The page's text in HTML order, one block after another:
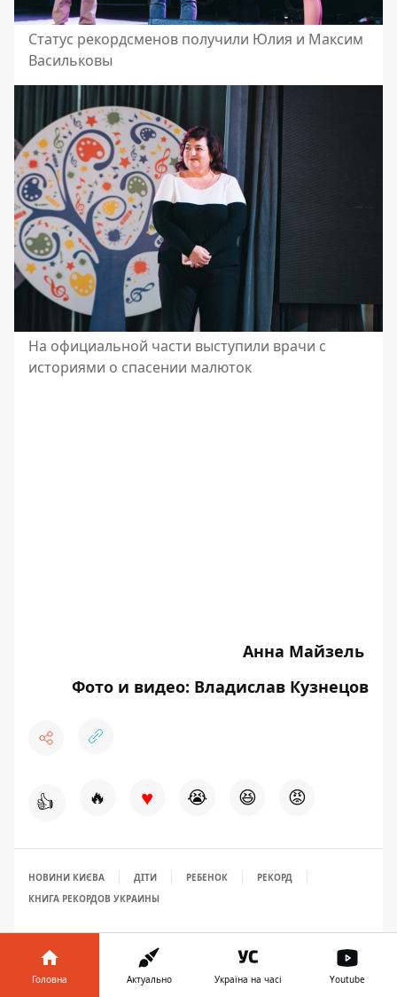
Статус рекордсменов получили Юлия и Максим
Васильковы
На официальной части выступили врачи с
историями о спасении малюток
Анна Майзель
Фото и видео: Владислав Кузнецов
👍 🔥 ♥ 😭 😆 😡
НОВИНИ КИЄВА ДІТИ РЕБЕНОК
РЕКОРД
КНИГА РЕКОРДОВ УКРАИНЫ
Головна Актуально Україна на часі Youtube